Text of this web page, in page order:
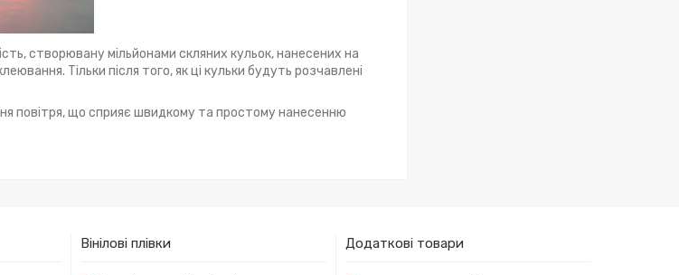
створювану мільйонами скляних кульок, нанесених на
Тільки після того, як ці кульки будуть розчавлені
повітря, що сприяє швидкому та простому нанесенню
Вінілові плівки Додаткові товари